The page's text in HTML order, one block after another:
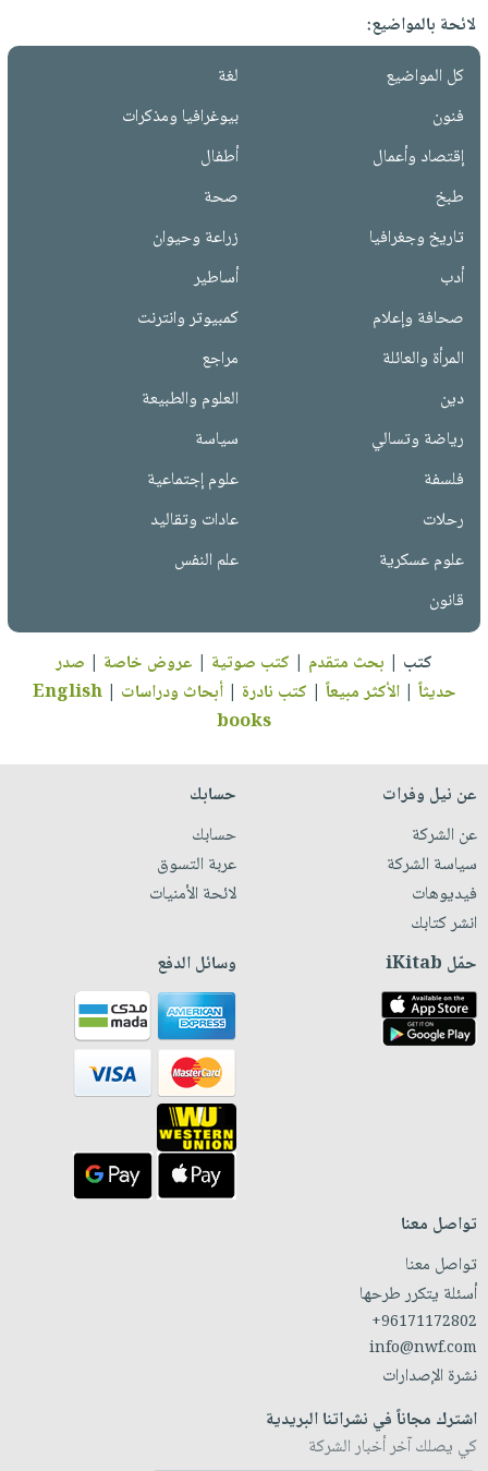
لائحة بالمواضيع:
كل المواضيع
لغة
فنون
بيوغرافيا ومذكرات
إقتصاد وأعمال
أطفال
طبخ
صحة
تاريخ وجغرافيا
زراعة وحيوان
أدب
أساطير
صحافة وإعلام
كمبيوتر وانترنت
المرأة والعائلة
مراجع
دين
العلوم والطبيعة
رياضة وتسالي
سياسة
فلسفة
علوم إجتماعية
رحلات
عادات وتقاليد
علوم عسكرية
علم النفس
قانون
كتب | بحث متقدم | كتب صوتية | عروض خاصة | صدر
حديثاً |الأكثر مبيعاً | كتب نادرة |أبحاث ودراسات |
English
books
عن نيل وفرات
عن الشركة
سياسة الشركة
فيديوهات
انشر كتابك
حسابك
حسابك
عربة التسوق
لائحة الأمنيات
حمّل iKitab وسائل الدفع
تواصل معنا
تواصل معنا
أسئلة يتكرر طرحها
+96171172802
info@nwf.com
نشرة الإصدارات
اشترك مجاناً في نشراتنا البريدية
كي يصلك آخر أخبار الشركة